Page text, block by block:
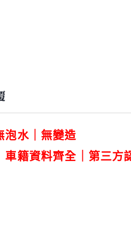
泡水｜無變造
車籍資料齊全 ｜第三方